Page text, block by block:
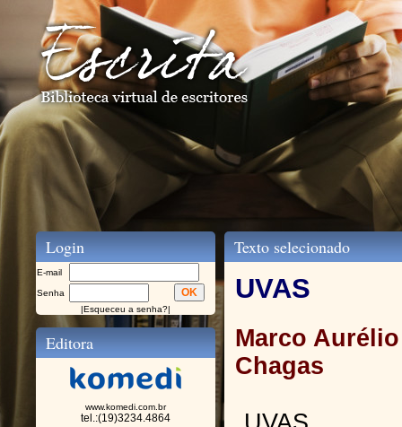
Login
E-mail
Senha
|Esqueceu a senha?|
Editora
www.komedi.com.br
tel.:(19)3234.4864
Texto selecionado
UVAS
Marco
Chagas